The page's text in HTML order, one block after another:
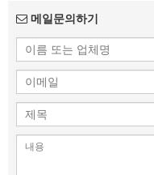
메일문의하기